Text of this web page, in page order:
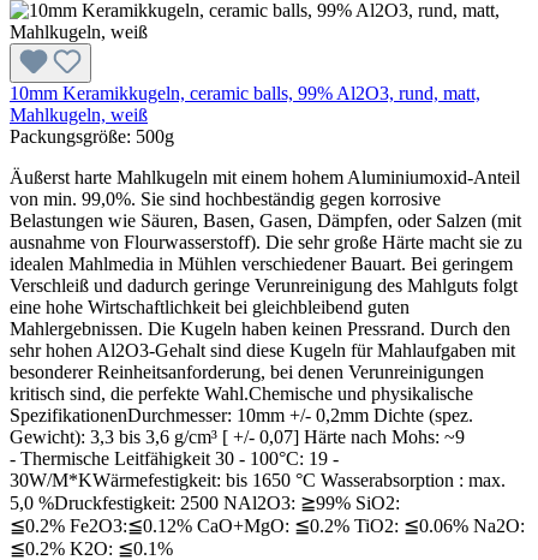
10mm Keramikkugeln, ceramic balls, 99% Al2O3, rund, matt,
Mahlkugeln, weiß
Packungsgröße: 500g
Äußerst harte Mahlkugeln mit einem hohem Aluminiumoxid-Anteil
von min. 99,0%. Sie sind hochbeständig gegen korrosive
Belastungen wie Säuren, Basen, Gasen, Dämpfen, oder Salzen (mit
ausnahme von Flourwasserstoff). Die sehr große Härte macht sie zu
idealen Mahlmedia in Mühlen verschiedener Bauart. Bei geringem
Verschleiß und dadurch geringe Verunreinigung des Mahlguts folgt
eine hohe Wirtschaftlichkeit bei gleichbleibend guten
Mahlergebnissen. Die Kugeln haben keinen Pressrand. Durch den
sehr hohen Al2O3-Gehalt sind diese Kugeln für Mahlaufgaben mit
besonderer Reinheitsanforderung, bei denen Verunreinigungen
kritisch sind, die perfekte Wahl.Chemische und physikalische
SpezifikationenDurchmesser: 10mm +/- 0,2mm Dichte (spez.
Gewicht): 3,3 bis 3,6 g/cm³ [ +/- 0,07] Härte nach Mohs: ~9
- Thermische Leitfähigkeit 30 - 100°C: 19 -
30W/M*KWärmefestigkeit: bis 1650 °C Wasserabsorption : max.
5,0 %Druckfestigkeit: 2500 NAl2O3: ≧99% SiO2:
≦0.2% Fe2O3:≦0.12% CaO+MgO: ≦0.2% TiO2: ≦0.06% Na2O:
≦0.2% K2O: ≦0.1%